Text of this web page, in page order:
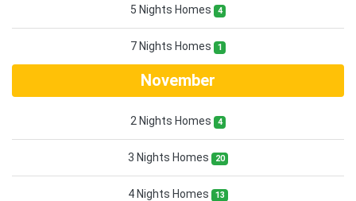
5 Nights Homes 4
7 Nights Homes 1
November
2 Nights Homes 4
3 Nights Homes 20
4 Nights Homes 13